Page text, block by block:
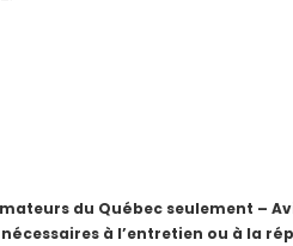
du Québec seulement –
à l’entretien ou à la